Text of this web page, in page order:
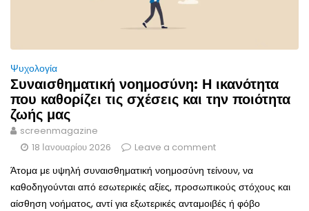
Ψυχολογία
Συναισθηματική νοημοσύνη: Η ικανότητα
που καθορίζει τις σχέσεις και την ποιότητα
ζωής μας
screenmagazine
18 Ιανουαρίου 2026
Leave a comment
Άτομα με υψηλή συναισθηματική νοημοσύνη τείνουν, να
καθοδηγούνται από εσωτερικές αξίες, προσωπικούς στόχους και
αίσθηση νοήματος, αντί για εξωτερικές ανταμοιβές ή φόβο